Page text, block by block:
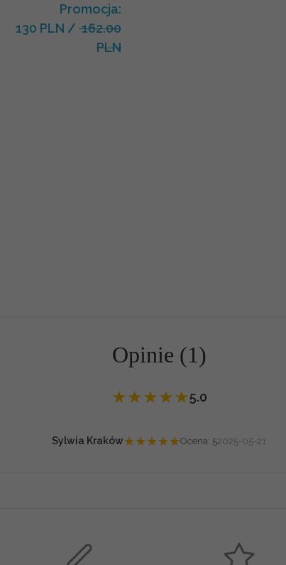
Promocja:
130 PLN / 162.00
PLN
Opinie (1)
★★★★★5.0
Sylwia Kraków★★★★★Ocena: 52025-05-21